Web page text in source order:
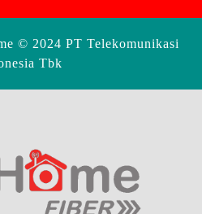
© 2024 PT Telekomunikasi
Tbk